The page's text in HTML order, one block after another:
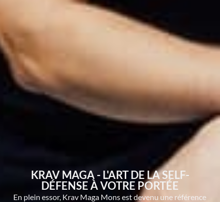
KRAV MAGA - L'ART DE LA SELF-
DÉFENSE À VOTRE PORTÉE
En plein essor, Krav Maga Mons est devenu une référence